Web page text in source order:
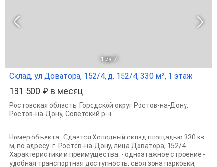
1 из 7
Склад, ул Доватора, 152/4, д. 152/4, 330 м², 1 этаж
181 500 ₽ в месяц
Ростовская область, Городской округ Ростов-на-Дону,
Ростов-на-Дону, Советский р-н
Номер объекта:. Сдается Холодный склад площадью 330 кв.
м, по адресу: г. Ростов-на-Дону, лица Доватора, 152/4
Характеристики и преимущества: - одноэтажное строение -
удобная транспортная доступность, своя зона парковки,